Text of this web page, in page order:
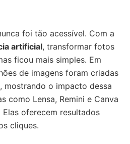
foi tão acessível. Com a
artificial, transformar fotos
ficou mais simples. Em
de imagens foram criadas
mostrando o impacto dessa
como Lensa, Remini e Canva
oferecem resultados
cliques.